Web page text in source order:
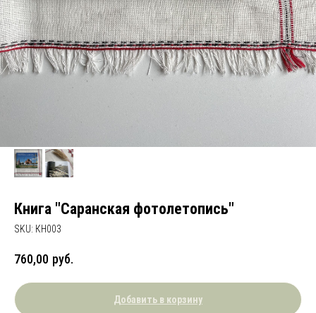
Книга "Саранская фотолетопись"
SKU: КН003
760,00 руб.
Добавить в корзину